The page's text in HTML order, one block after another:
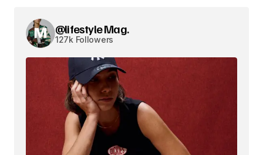
@lifestyle Mag.
127k Followers